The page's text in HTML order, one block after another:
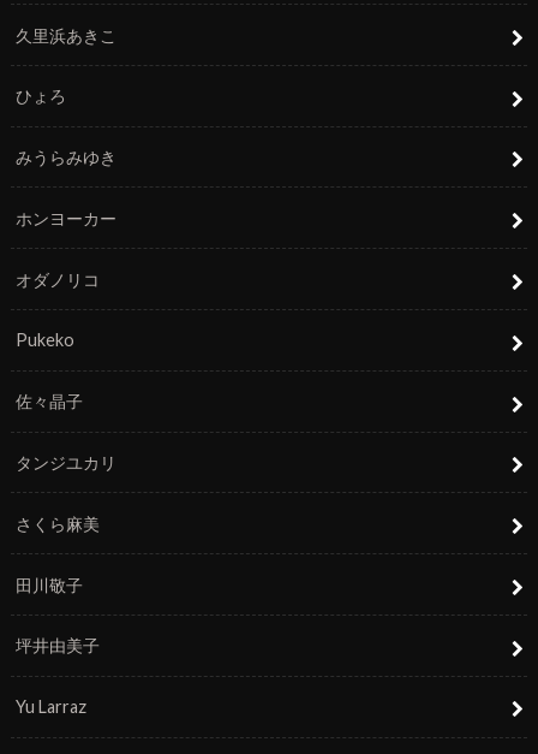
久里浜あきこ
ひょろ
みうらみゆき
ホンヨーカー
オダノリコ
Pukeko
佐々晶子
タンジユカリ
さくら麻美
田川敬子
坪井由美子
Yu Larraz